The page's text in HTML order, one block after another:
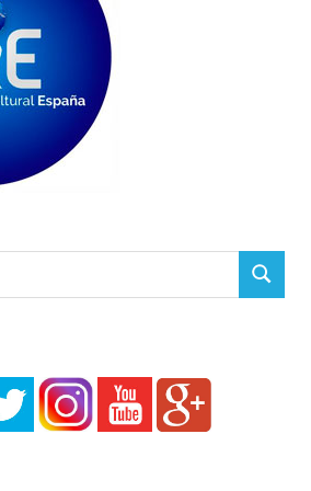
BUSCAR